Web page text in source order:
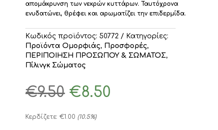
απομάκρυνση των νεκρών κυττάρων. Ταυτόχρονα
ενυδατώνει, θρέφει και αρωματίζει την επιδερμίδα.
Κωδικός προϊόντος:50772
Κατηγορίες:
Προϊόντα Ομορφιάς, Προσφορές,
ΠΕΡΙΠΟΙΗΣΗ ΠΡΟΣΩΠΟΥ & ΣΩΜΑΤΟΣ,
Πίλινγκ Σώματος
€9.50 Original
price
was:
€9.50.
€8.50
Κερδίζετε:€1.00 (10.5%)